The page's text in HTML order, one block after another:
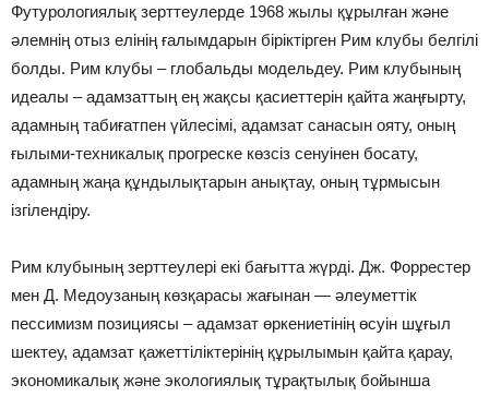
Футурологиялық зерттеулерде 1968 жылы құрылған және
әлемнің отыз елінің ғалымдарын біріктірген Рим клубы белгілі
болды. Рим клубы – глобальды модельдеу. Рим клубының
идеалы – адамзаттың ең жақсы қасиеттерін қайта жаңғырту,
адамның табиғатпен үйлесімі, адамзат санасын ояту, оның
ғылыми-техникалық прогреске көзсіз сенуінен босату,
адамның жаңа құндылықтарын анықтау, оның тұрмысын
ізгілендіру.
Рим клубының зерттеулері екі бағытта жүрді. Дж. Форрестер
мен Д. Медоузаның көзқарасы жағынан — әлеуметтік
пессимизм позициясы – адамзат өркениетінің өсуін шұғыл
шектеу, адамзат қажеттіліктерінің құрылымын қайта қарау,
экономикалық және экологиялық тұрақтылық бойынша